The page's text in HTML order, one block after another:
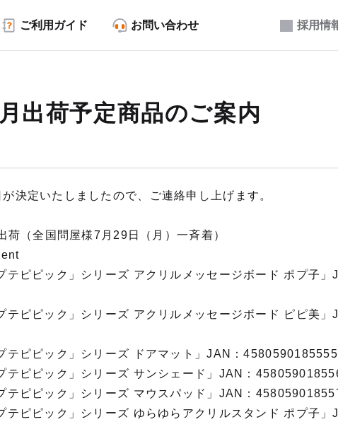
採用情
ご利用ガイド お問い合わせ
出荷予定商品のご案内
決定いたしましたので、ご連絡申し上げます。
荷（全国問屋様7月29日（月）一斉着）
テピピック」シリーズ アクリルメッセージボード ポプ子」
テピピック」シリーズ アクリルメッセージボード ピピ美」
テピピック」シリーズ ドアマット」JAN：4580590185555
テピピック」シリーズ サンシェード」JAN：
テピピック」シリーズ マウスパッド」JAN：
テピピック」シリーズ ゆらゆらアクリルスタンド ポプ子」